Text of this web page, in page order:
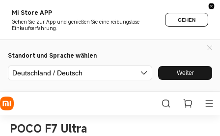
Mi Store APP
Gehen Sie zur App und genießen Sie eine reibungslose
Einkaufserfahrung.
GEHEN
Standort und Sprache wählen
Deutschland / Deutsch Weiter
POCO F7 Ultra